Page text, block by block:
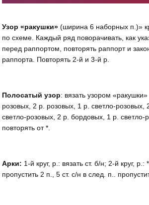
Узор «ракушки» (ширина 6 наборных п.)»
по схеме. Каждый ряд поворачивать, как
перед раппортом, повторять раппорт и
раппорта. Повторять 2-й и 3-й р.
Полосатый узор: вязать узором
розовых, 2 р. розовых, 1 р. светло-розовых,
светло-розовых, 2 р. бордовых, 1 р. светло-
повторять от *.
Арки: 1-й круг, р.: вязать ст. б/н; 2-й круг, р.:
пропустить 2 п., 5 ст. с/н в след. п..